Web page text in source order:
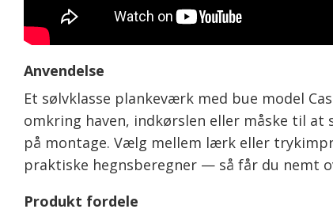
Anvendelse
Et sølvklasse plankeværk med bue model
omkring haven, indkørslen eller måske til
på montage. Vælg mellem lærk eller
praktiske hegnsberegner — så får du nemt
Produkt fordele